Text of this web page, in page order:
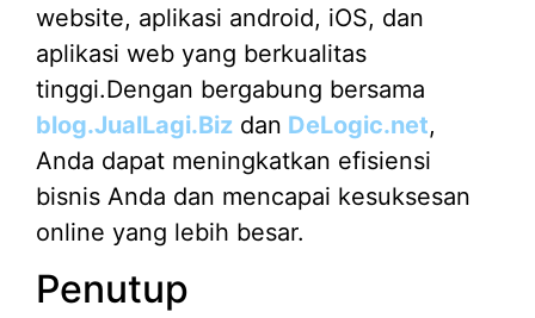
website, aplikasi android, iOS, dan
aplikasi web yang berkualitas
tinggi.Dengan bergabung bersama
blog.JualLagi.Biz dan DeLogic.net,
Anda dapat meningkatkan efisiensi
bisnis Anda dan mencapai kesuksesan
online yang lebih besar.
Penutup